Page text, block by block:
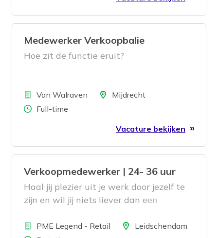
Medewerker Verkoopbalie
Hoe zit de functie eruit?
BedrijfVan Walraven LocatieMijdrecht
Aantal uren
Full-time
Vacature bekijken
Verkoopmedewerker | 24- 36 uur
Haal jij plezier uit je werk door jezelf te
zijn en wil jij niets liever dan een
gezicht de winkel uit zien gaan? Dan
BedrijfPME Legend - Retail LocatieLeidschendam